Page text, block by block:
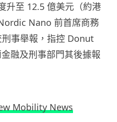
升至 12.5 億美元（約港
Nano 前首席商務
事舉報，指控 Donut
融及刑事部門其後據報
Mobility News